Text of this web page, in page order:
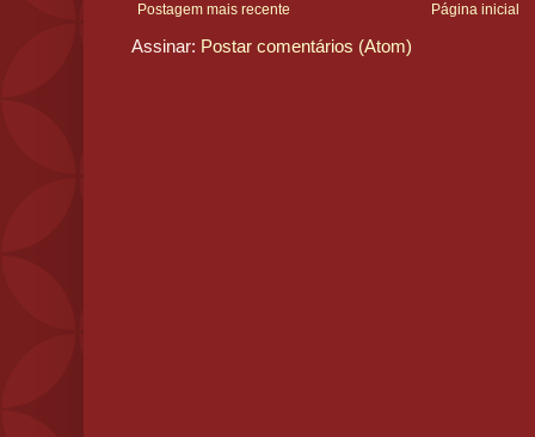
Postagem mais recente Página inicial
Assinar: Postar comentários (Atom)